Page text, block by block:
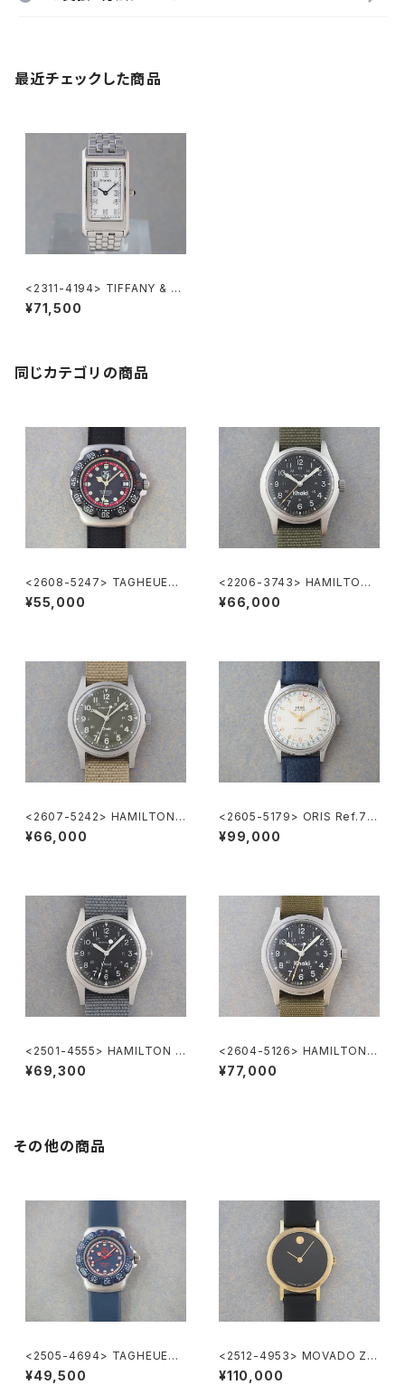
最近チェックした商品
<2311-4194> TIFFANY & C
o. Classic
¥71,500
同じカテゴリの商品
<2608-5247> TAGHEUER
FORMULA1
¥55,000
<2206-3743> HAMILTON
Khaki
¥66,000
<2607-5242> HAMILTON
Khaki Nature
¥66,000
<2605-5179> ORIS Ref.74
70 ”POINTER DATE"
¥99,000
<2501-4555> HAMILTON K
haki
¥69,300
<2604-5126> HAMILTON K
haki
¥77,000
その他の商品
<2505-4694> TAGHEUER
FORMULA1
¥49,500
<2512-4953> MOVADO ZE
NITH "Museum Watch"
¥110,000